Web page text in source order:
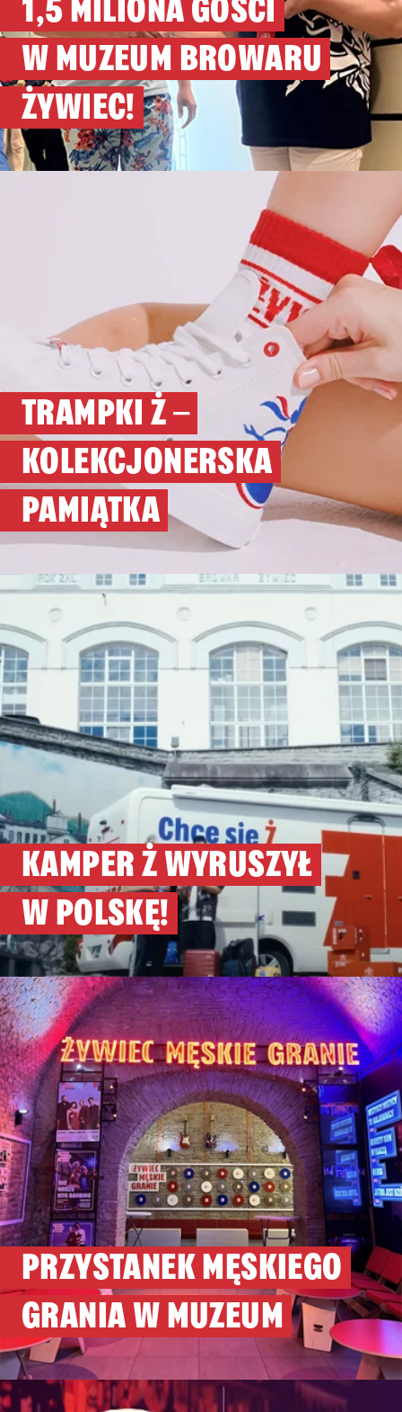
1,5 MILIONA GOŚCI
W MUZEUM BROWARU
ŻYWIEC!
TRAMPKI Ż –
KOLEKCJONERSKA
PAMIĄTKA
KAMPER Ż WYRUSZYŁ
W POLSKĘ!
PRZYSTANEK MĘSKIEGO
GRANIA W MUZEUM